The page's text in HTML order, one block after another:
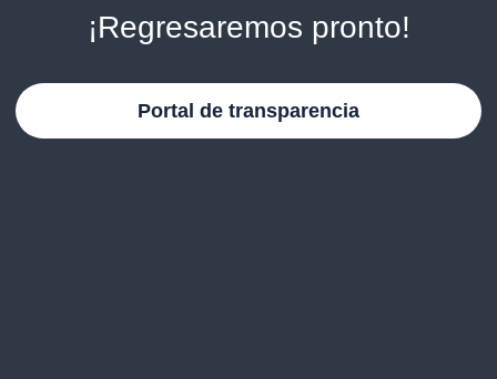
¡Regresaremos pronto!
Portal de transparencia